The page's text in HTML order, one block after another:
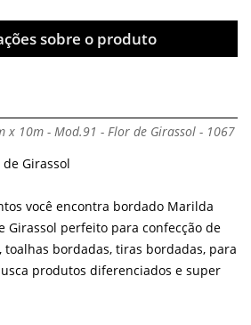
sobre o produto
x 10m - Mod.91 - Flor de Girassol - 1067
Girassol
você encontra bordado Marilda
Girassol perfeito para confecção de
toalhas bordadas, tiras bordadas, para
produtos diferenciados e super